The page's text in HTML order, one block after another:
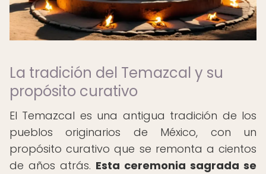
La tradición del Temazcal y su
propósito curativo
El Temazcal es una antigua tradición de los
pueblos originarios de México, con un
propósito curativo que se remonta a cientos
de años atrás. Esta ceremonia sagrada se